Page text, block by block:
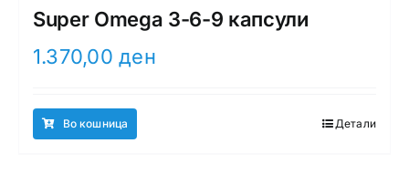
Super Omega 3-6-9 капсули
1.370,00ден
Во кошница Детали